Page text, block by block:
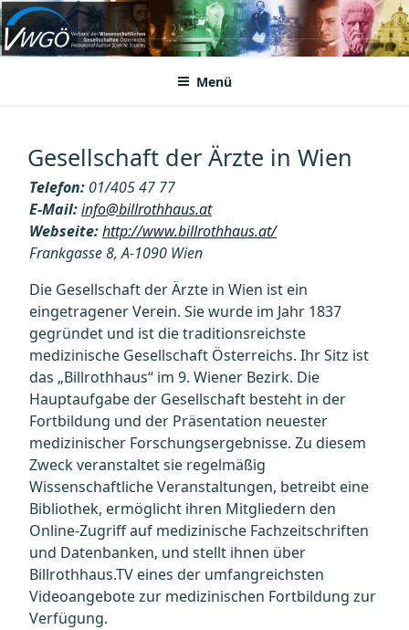
Zum
Inhalt
springenVWGÖ
Federation of Austrian Scientific Societies
Menü
Gesellschaft der Ärzte in Wien
Telefon: 01/405 47 77
E-Mail:info@billrothhaus.at
Webseite:http://www.billrothhaus.at/
Frankgasse 8, A-1090 Wien
Die Gesellschaft der Ärzte in Wien ist ein
eingetragener Verein. Sie wurde im Jahr 1837
gegründet und ist die traditionsreichste
medizinische Gesellschaft Österreichs. Ihr Sitz ist
das „Billrothhaus“ im 9. Wiener Bezirk. Die
Hauptaufgabe der Gesellschaft besteht in der
Fortbildung und der Präsentation neuester
medizinischer Forschungsergebnisse. Zu diesem
Zweck veranstaltet sie regelmäßig
Wissenschaftliche Veranstaltungen, betreibt eine
Bibliothek, ermöglicht ihren Mitgliedern den
Online-Zugriff auf medizinische Fachzeitschriften
und Datenbanken, und stellt ihnen über
Billrothhaus.TV eines der umfangreichsten
Videoangebote zur medizinischen Fortbildung zur
Verfügung.